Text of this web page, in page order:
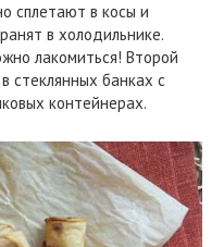
сплетают в косы и
в холодильнике.
лакомиться! Второй
стеклянных банках с
контейнерах.